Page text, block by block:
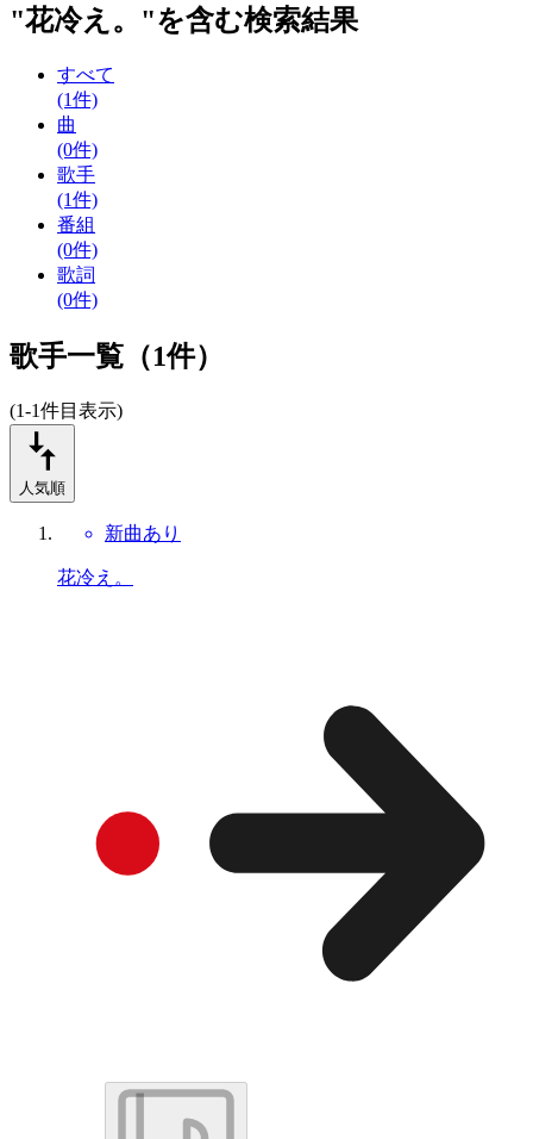
"花冷え。 "を含む検索結果
すべて
(1件)
曲
(0件)
歌手
(1件)
番組
(0件)
歌詞
(0件)
歌手一覧（1件）
(1-1件目表示)
人気順
新曲あり
花冷え。